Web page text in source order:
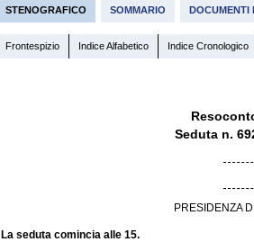
STENOGRAFICO SOMMARIO DOCUMENTI
Frontespizio Indice Alfabetico Indice Cronologico
Seduta n.
PRESIDENZA
La seduta comincia alle 15.